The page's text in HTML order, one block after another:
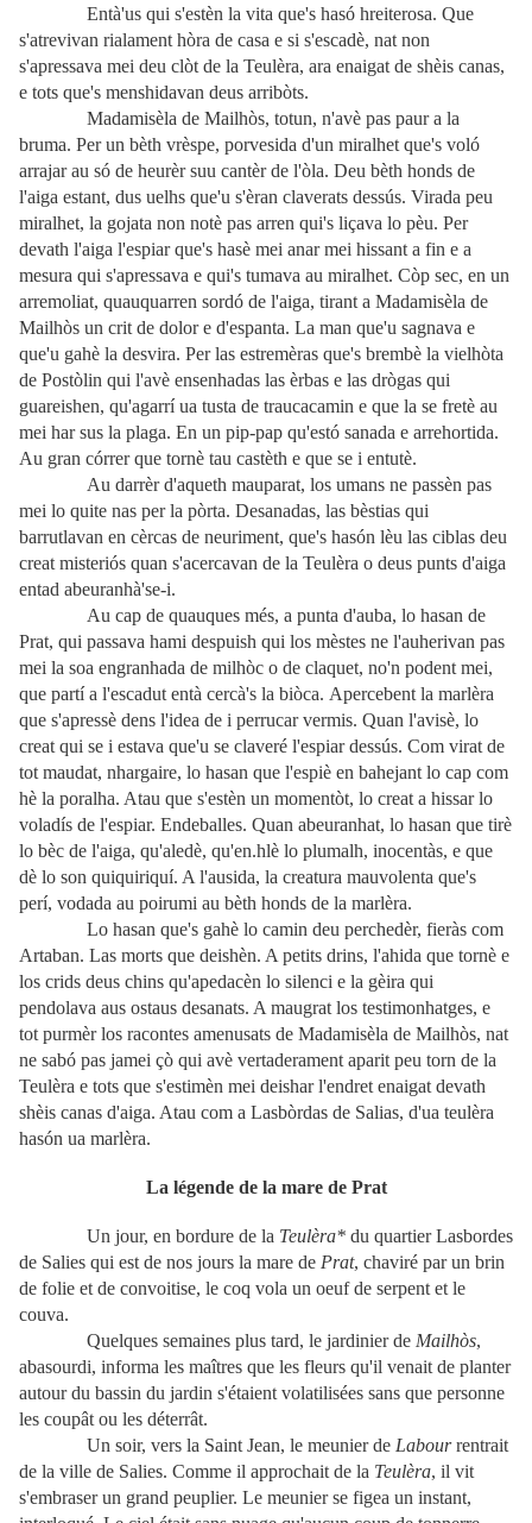
Entà'us qui s'estèn la vita que's hasó hreiterosa. Que
s'atrevivan rialament hòra de casa e si s'escadè, nat non
s'apressava mei deu clòt de la Teulèra, ara enaigat de shèis canas,
e tots que's menshidavan deus arribòts.
Madamisèla de Mailhòs, totun, n'avè pas paur a la
bruma. Per un bèth vrèspe, porvesida d'un miralhet que's voló
arrajar au só de heurèr suu cantèr de l'òla. Deu bèth honds de
l'aiga estant, dus uelhs que'u s'èran claverats dessús. Virada peu
miralhet, la gojata non notè pas arren qui's liçava lo pèu. Per
devath l'aiga l'espiar que's hasè mei anar mei hissant a fin e a
mesura qui s'apressava e qui's tumava au miralhet. Còp sec, en un
arremoliat, quauquarren sordó de l'aiga, tirant a Madamisèla de
Mailhòs un crit de dolor e d'espanta. La man que'u sagnava e
que'u gahè la desvira. Per las estremèras que's brembè la vielhòta
de Postòlin qui l'avè ensenhadas las èrbas e las drògas qui
guareishen, qu'agarrí ua tusta de traucacamin e que la se fretè au
mei har sus la plaga. En un pip-pap qu'estó sanada e arrehortida.
Au gran córrer que tornè tau castèth e que se i entutè.
Au darrèr d'aqueth mauparat, los umans ne passèn pas
mei lo quite nas per la pòrta. Desanadas, las bèstias qui
barrutlavan en cèrcas de neuriment, que's hasón lèu las ciblas deu
creat misteriós quan s'acercavan de la Teulèra o deus punts d'aiga
entad abeuranhà'se-i.
Au cap de quauques més, a punta d'auba, lo hasan de
Prat, qui passava hami despuish qui los mèstes ne l'auherivan pas
mei la soa engranhada de milhòc o de claquet, no'n podent mei,
que partí a l'escadut entà cercà's la biòca. Apercebent la marlèra
que s'apressè dens l'idea de i perrucar vermis. Quan l'avisè, lo
creat qui se i estava que'u se claveré l'espiar dessús. Com virat de
tot maudat, nhargaire, lo hasan que l'espiè en bahejant lo cap com
hè la poralha. Atau que s'estèn un momentòt, lo creat a hissar lo
voladís de l'espiar. Endeballes. Quan abeuranhat, lo hasan que tirè
lo bèc de l'aiga, qu'aledè, qu'en.hlè lo plumalh, inocentàs, e que
dè lo son quiquiriquí. A l'ausida, la creatura mauvolenta que's
perí, vodada au poirumi au bèth honds de la marlèra.
Lo hasan que's gahè lo camin deu perchedèr, fieràs com
Artaban. Las morts que deishèn. A petits drins, l'ahida que tornè e
los crids deus chins qu'apedacèn lo silenci e la gèira qui
pendolava aus ostaus desanats. A maugrat los testimonhatges, e
tot purmèr los racontes amenusats de Madamisèla de Mailhòs, nat
ne sabó pas jamei çò qui avè vertaderament aparit peu torn de la
Teulèra e tots que s'estimèn mei deishar l'endret enaigat devath
shèis canas d'aiga. Atau com a Lasbòrdas de Salias, d'ua teulèra
hasón ua marlèra.
La légende de la mare de Prat
Un jour, en bordure de la Teulèra*du quartier Lasbordes
de Salies qui est de nos jours la mare de Prat, chaviré par un brin
de folie et de convoitise, le coq vola un oeuf de serpent et le
couva.
Quelques semaines plus tard, le jardinier de Mailhòs,
abasourdi, informa les maîtres que les fleurs qu'il venait de planter
autour du bassin du jardin s'étaient volatilisées sans que personne
les coupât ou les déterrât.
Un soir, vers la Saint Jean, le meunier de Labourrentrait
de la ville de Salies. Comme il approchait de la Teulèra, il vit
s'embraser un grand peuplier. Le meunier se figea un instant,